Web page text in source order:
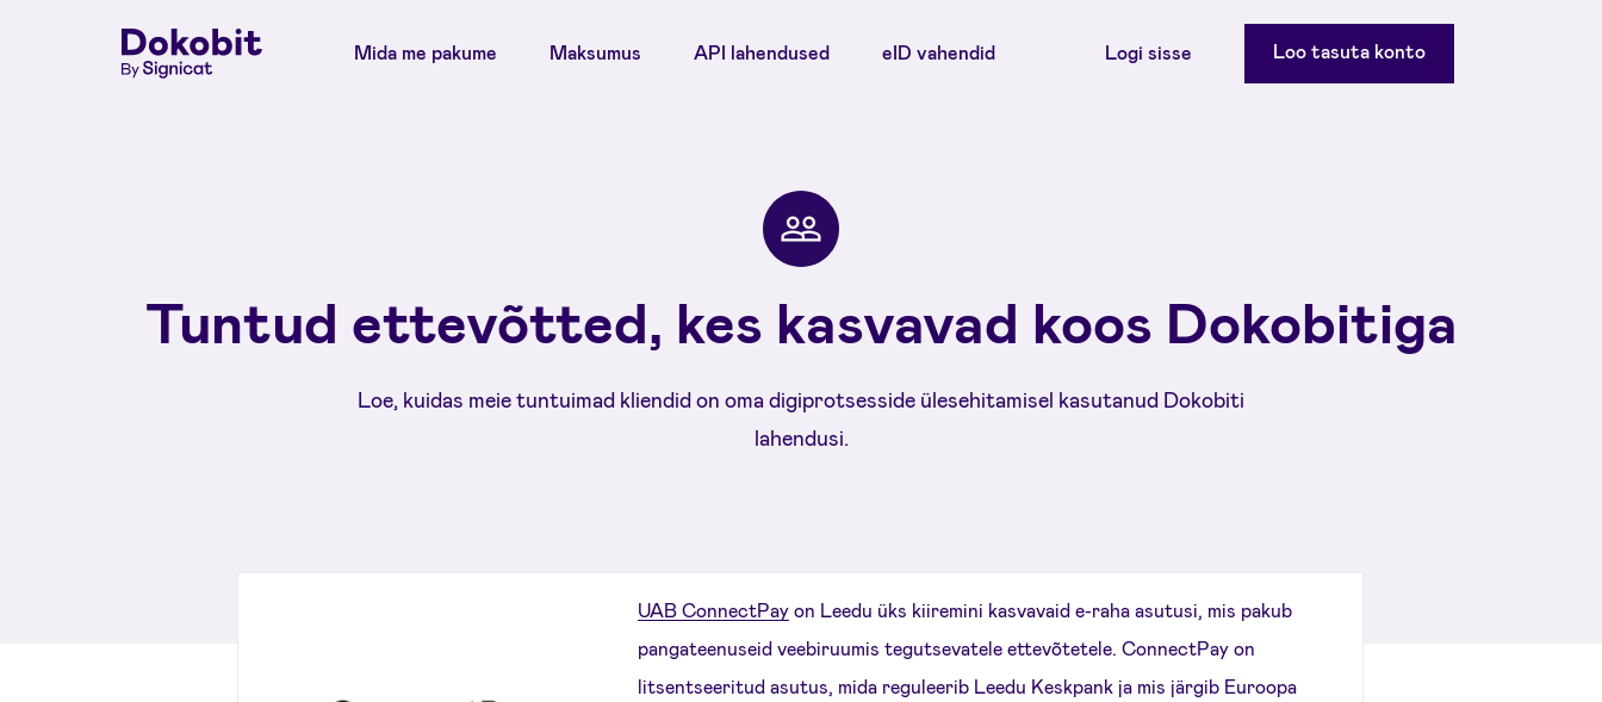
Mida me pakume Maksumus API lahendused eID vahendid Logi sisse Loo tasuta konto
Tuntud ettevõtted, kes kasvavad koos Dokobitiga
Loe, kuidas meie tuntuimad kliendid on oma digiprotsesside ülesehitamisel kasutanud Dokobiti
lahendusi.
UAB ConnectPayon Leedu üks kiiremini kasvavaid e-raha asutusi, mis pakub
pangateenuseid veebiruumis tegutsevatele ettevõtetele. ConnectPay on
litsentseeritud asutus, mida reguleerib Leedu Keskpank ja mis järgib Euroopa